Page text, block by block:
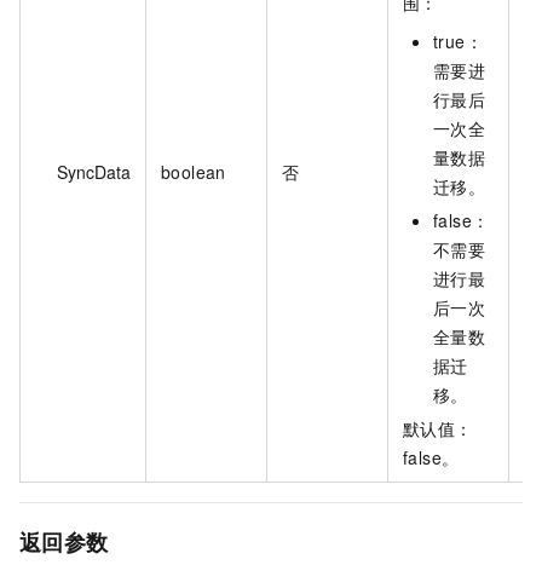
SyncData boolean 否
true：
需要进
行最后
一次全
量数据
迁移。
false：
不需要
进行最
后一次
全量数
据迁
移。
默认值：
false。
返回参数